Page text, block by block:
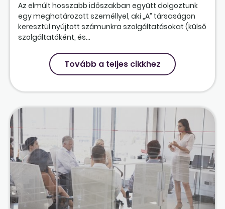
Az elmúlt hosszabb időszakban együtt dolgoztunk
egy meghatározott személlyel, aki „A” társaságon
keresztül nyújtott számunkra szolgáltatásokat (külső
szolgáltatóként, és...
Tovább a teljes cikkhez